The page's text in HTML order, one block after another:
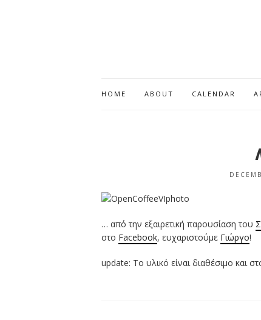
HOME ABOUT CALENDAR
… από την εξαιρετική παρουσίαση του
στο Facebook, ευχαριστούμε Γιώργο!
update: Το υλικό είναι διαθέσιμο και